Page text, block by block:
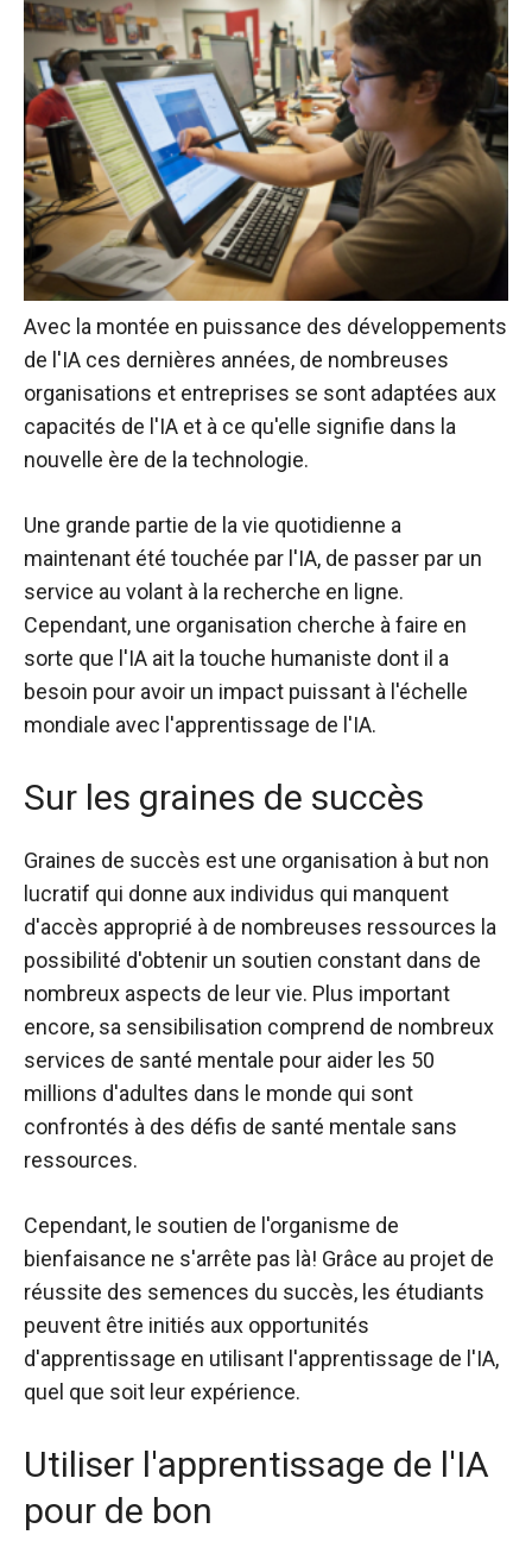
Avec la montée en puissance des développements
de l'IA ces dernières années, de nombreuses
organisations et entreprises se sont adaptées aux
capacités de l'IA et à ce qu'elle signifie dans la
nouvelle ère de la technologie.
Une grande partie de la vie quotidienne a
maintenant été touchée par l'IA, de passer par un
service au volant à la recherche en ligne.
Cependant, une organisation cherche à faire en
sorte que l'IA ait la touche humaniste dont il a
besoin pour avoir un impact puissant à l'échelle
mondiale avec l'apprentissage de l'IA.
Sur les graines de succès
Graines de succès est une organisation à but non
lucratif qui donne aux individus qui manquent
d'accès approprié à de nombreuses ressources la
possibilité d'obtenir un soutien constant dans de
nombreux aspects de leur vie. Plus important
encore, sa sensibilisation comprend de nombreux
services de santé mentale pour aider les 50
millions d'adultes dans le monde qui sont
confrontés à des défis de santé mentale sans
ressources.
Cependant, le soutien de l'organisme de
bienfaisance ne s'arrête pas là! Grâce au projet de
réussite des semences du succès, les étudiants
peuvent être initiés aux opportunités
d'apprentissage en utilisant l'apprentissage de l'IA,
quel que soit leur expérience.
Utiliser l'apprentissage de l'IA
pour de bon